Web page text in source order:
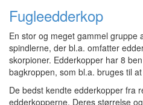
Fugleedderkop
En stor og meget gammel gruppe
spindlerne, der bl.a. omfatter
skorpioner. Edderkopper har 8
bagkroppen, som bl.a. bruges til
De bedst kendte edderkopper fra
edderkopperne. Deres størrelse